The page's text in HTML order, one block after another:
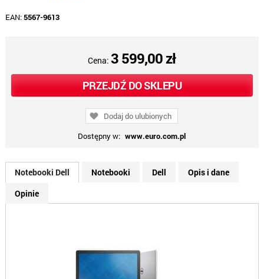
EAN:5567-9613
Cena:3 599,00 zł
PRZEJDŹ DO SKLEPU
Dodaj do ulubionych
Dostępny w: www.euro.com.pl
Notebooki Dell Notebooki Dell
Opis i dane
Opinie